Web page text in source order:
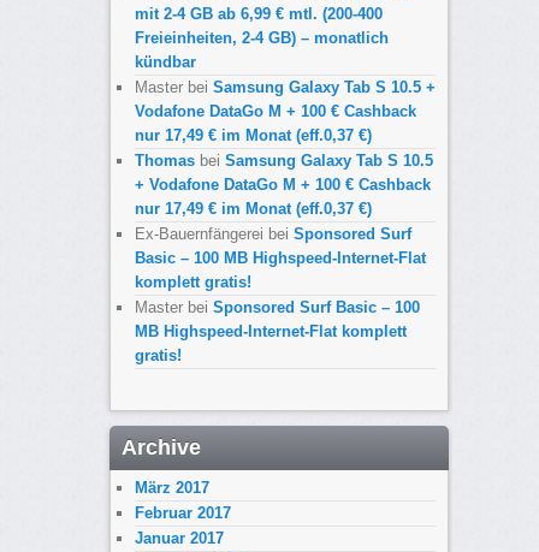
mit 2-4 GB ab 6,99 € mtl. (200-400
Freieinheiten, 2-4 GB) – monatlich
kündbar
Masterbei Samsung Galaxy Tab S 10.5 +
Vodafone DataGo M + 100 € Cashback
nur 17,49 € im Monat (eff.0,37 €)
Thomasbei Samsung Galaxy Tab S 10.5
+ Vodafone DataGo M + 100 € Cashback
nur 17,49 € im Monat (eff.0,37 €)
Ex-Bauernfängerei bei Sponsored Surf
Basic – 100 MB Highspeed-Internet-Flat
komplett gratis!
Masterbei Sponsored Surf Basic – 100
MB Highspeed-Internet-Flat komplett
gratis!
Archive
März 2017
Februar 2017
Januar 2017